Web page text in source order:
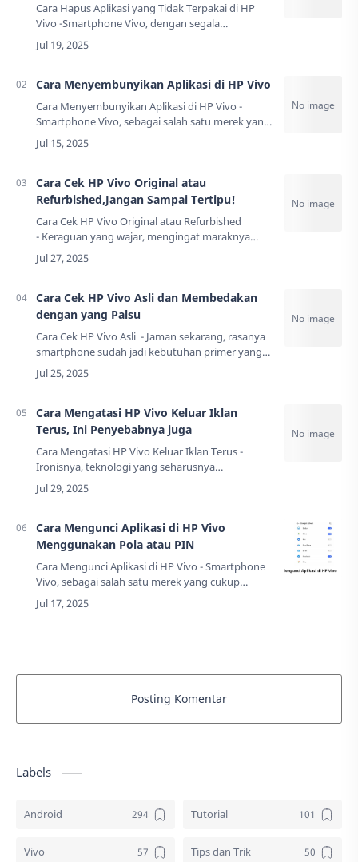
Cara Hapus Aplikasi yang Tidak Terpakai di HP
Vivo -Smartphone Vivo, dengan segala
kecanggihan teknologi yang ditawarkan, tetap
memiliki batasan kapasitas penyimpanan. Data
Cara Menyembunyikan Aplikasi di HP Vivo
Cara Menyembunyikan Aplikasi di HP Vivo -
Smartphone Vivo, sebagai salah satu merek yang
kian populer di Indonesia, ternyata menyediakan
berbagai fitur canggih untuk menyembunyikan…
Cara Cek HP Vivo Original atau
Refurbished,Jangan Sampai Tertipu!
Cara Cek HP Vivo Original atau Refurbished
- Keraguan yang wajar, mengingat maraknya
peredaran perangkat rekondisi yang dijual
sebagai barang baru. Di era digital yang serba c…
Cara Cek HP Vivo Asli dan Membedakan
dengan yang Palsu
Cara Cek HP Vivo Asli - Jaman sekarang, rasanya
smartphone sudah jadi kebutuhan primer yang
nggak bisa ditinggalkan. Vivo, sebagai salah satu
brand yang lagi naik daun, serin…
Cara Mengatasi HP Vivo Keluar Iklan
Terus, Ini Penyebabnya juga
Cara Mengatasi HP Vivo Keluar Iklan Terus -
Ironisnya, teknologi yang seharusnya
memudahkan hidup malah kadang-kadang bikin
pusing kepala. Data menunjukkan bahwa sekitar
Cara Mengunci Aplikasi di HP Vivo
Menggunakan Pola atau PIN
Cara Mengunci Aplikasi di HP Vivo - Smartphone
Vivo, sebagai salah satu merek yang cukup
populer di Indonesia, memahami betul
kebutuhan pengguna akan privasi digital. Mereka
Posting Komentar
Labels
Android Tutorial
Vivo Tips dan Trik